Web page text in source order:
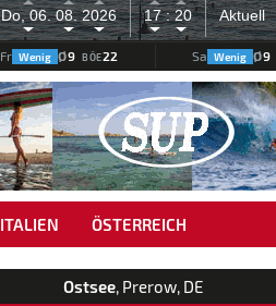
Do, 06.08.2026 17 :20 Aktuell
Fr Wenig Ø9 BÖE22 Sa Wenig Ø9
ITALIEN ÖSTERREICH
Ostsee, Prerow, DE